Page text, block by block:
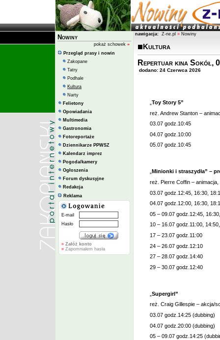
Nowiny
pokaż schowek »
Przegląd prasy i nowin
Zakopane
Tatry
Podhale
Kultura
Narty
Felietony
Opowiadania
Multimedia
Gastronomia
Fotoreportaże
Dziennikarze PPWSZ
Kalendarz imprez
Pogoda/kamery
Ogłoszenia
Forum dyskusyjne
Redakcja
Reklama
E-mail
Hasło
» Załóż konto
» Zapomniałem hasła
nawigacja: Z-ne.pl » Nowiny
Kultura
Repertuar kina Sokół,
dodano: 24 Czerwca 2026
Toy Story 5”
reż. Andrew Stanton –
03.07 godz.10:45
04.07 godz.10:00
05.07 godz.10:45
„Minionki i straszydła” –
reż. Pierre Coffin – animacja,
03.07 godz.12:45, 16:30,
04.07 godz.12:00, 16:30,
05 – 09.07 godz.12:45,
10 – 16.07 godz.11:00,
17 – 23.07 godz.11:00
24 – 26.07 godz.12:10
27 – 28.07 godz.14:40
29 – 30.07 godz.12:40
Supergirl”
reż. Craig Gillespie – akcja/
03.07 godz.14:25 (dubbing)
04.07 godz.20:00 (dubbing)
05 – 09.07 godz.14:25